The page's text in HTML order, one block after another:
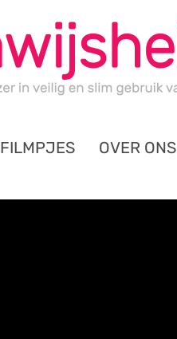
FILMPJES OVER ONS